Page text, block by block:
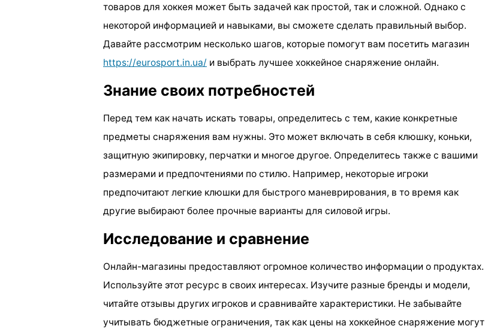
товаров для хоккея может быть задачей как простой, так и сложной. Однако с
некоторой информацией и навыками, вы сможете сделать правильный выбор.
Давайте рассмотрим несколько шагов, которые помогут вам посетить магазин
https://eurosport.in.ua/ и выбрать лучшее хоккейное снаряжение онлайн.
Знание своих потребностей
Перед тем как начать искать товары, определитесь с тем, какие конкретные
предметы снаряжения вам нужны. Это может включать в себя клюшку, коньки,
защитную экипировку, перчатки и многое другое. Определитесь также с вашими
размерами и предпочтениями по стилю. Например, некоторые игроки
предпочитают легкие клюшки для быстрого маневрирования, в то время как
другие выбирают более прочные варианты для силовой игры.
Исследование и сравнение
Онлайн-магазины предоставляют огромное количество информации о продуктах.
Используйте этот ресурс в своих интересах. Изучите разные бренды и модели,
читайте отзывы других игроков и сравнивайте характеристики. Не забывайте
учитывать бюджетные ограничения, так как цены на хоккейное снаряжение могут